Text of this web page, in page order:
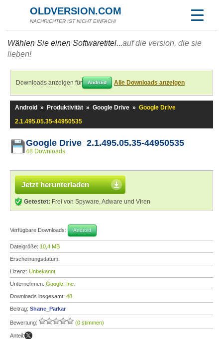
OLDVERSION.COM
NACHRICHTER IST NICHT EINFACH!
Wählen Sie einen Softwaretitel...auf die version, die sie
lieben!
Downloads anzeigen für Android Alle Downloads anzeigen
Android » Produktivität » Google Drive » Google Drive
2.1.495.05.35-44950535
Google Drive 2.1.495.05.35-44950535
48 Downloads
Jetzt herunterladen
Getestet: Frei von Spyware, Adware und Viren
Verfügbare Downloads: Android
Dateigröße: 10,4 MB
Erscheinungsdatum:
Lizenz: Unbekannt
Unternehmen: Google, Inc.
Downloads insgesamt: 48
Beitrag: Shane_Parkar
Bewertung: (0 stimmen)
Anteil: